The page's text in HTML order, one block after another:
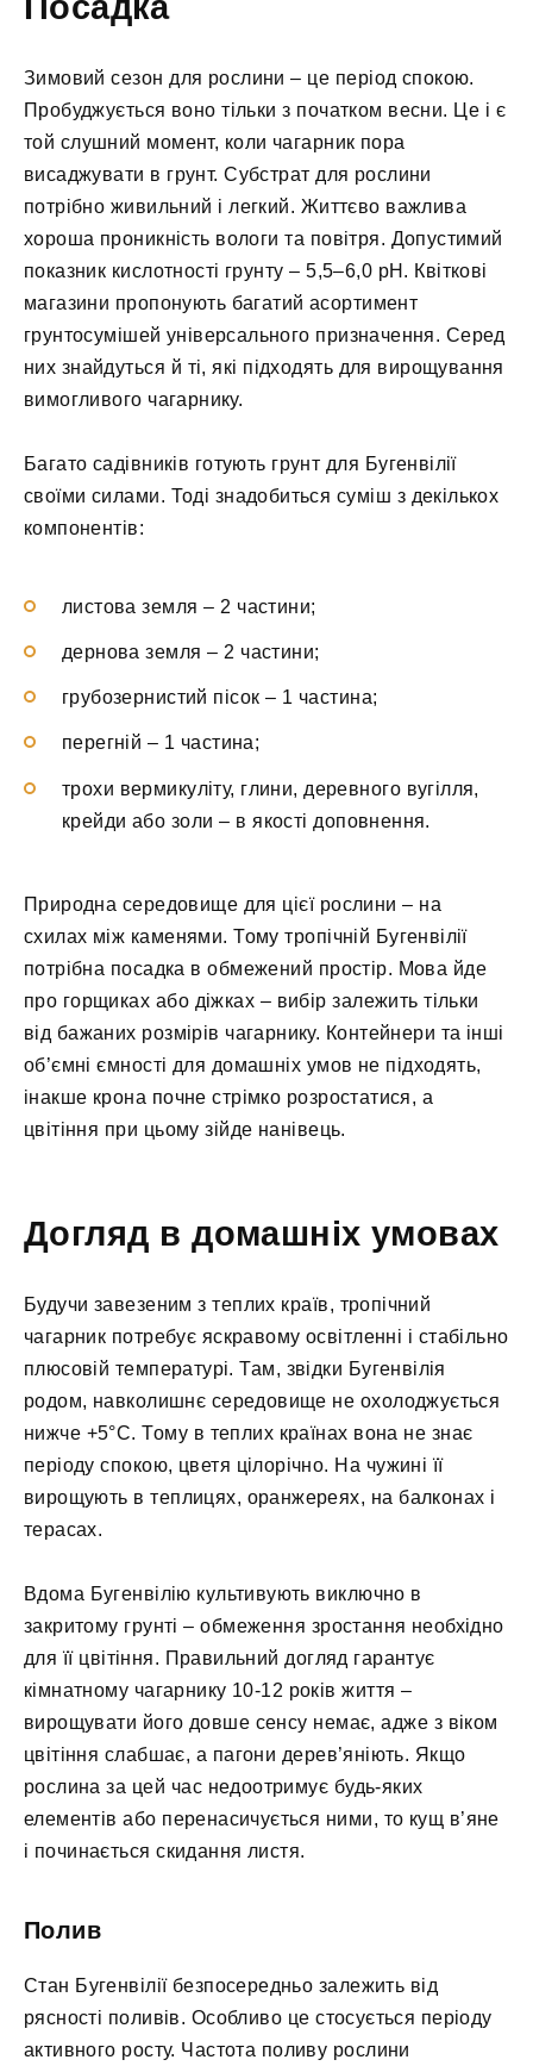
Посадка
Зимовий сезон для рослини – це період спокою.
Пробуджується воно тільки з початком весни. Це і є
той слушний момент, коли чагарник пора
висаджувати в грунт. Субстрат для рослини
потрібно живильний і легкий. Життєво важлива
хороша проникність вологи та повітря. Допустимий
показник кислотності грунту – 5,5–6,0 pH. Квіткові
магазини пропонують багатий асортимент
грунтосумішей універсального призначення. Серед
них знайдуться й ті, які підходять для вирощування
вимогливого чагарнику.
Багато садівників готують грунт для Бугенвілії
своїми силами. Тоді знадобиться суміш з декількох
компонентів:
листова земля – 2 частини;
дернова земля – 2 частини;
грубозернистий пісок – 1 частина;
перегній – 1 частина;
трохи вермикуліту, глини, деревного вугілля,
крейди або золи – в якості доповнення.
Природна середовище для цієї рослини – на
схилах між каменями. Тому тропічній Бугенвілії
потрібна посадка в обмежений простір. Мова йде
про горщиках або діжках – вибір залежить тільки
від бажаних розмірів чагарнику. Контейнери та інші
об’ємні ємності для домашніх умов не підходять,
інакше крона почне стрімко розростатися, а
цвітіння при цьому зійде нанівець.
Догляд в домашніх умовах
Будучи завезеним з теплих країв, тропічний
чагарник потребує яскравому освітленні і стабільно
плюсовій температурі. Там, звідки Бугенвілія
родом, навколишнє середовище не охолоджується
нижче +5°С. Тому в теплих країнах вона не знає
періоду спокою, цветя цілорічно. На чужині її
вирощують в теплицях, оранжереях, на балконах і
терасах.
Вдома Бугенвілію культивують виключно в
закритому грунті – обмеження зростання необхідно
для її цвітіння. Правильний догляд гарантує
кімнатному чагарнику 10-12 років життя –
вирощувати його довше сенсу немає, адже з віком
цвітіння слабшає, а пагони дерев’яніють. Якщо
рослина за цей час недоотримує будь-яких
елементів або перенасичується ними, то кущ в’яне
і починається скидання листя.
Полив
Стан Бугенвілії безпосередньо залежить від
рясності поливів. Особливо це стосується періоду
активного росту. Частота поливу рослини